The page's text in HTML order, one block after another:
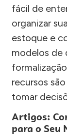
fácil de
organizar
estoque e
modelos de
recursos
tomar
Artigos:
para o Seu